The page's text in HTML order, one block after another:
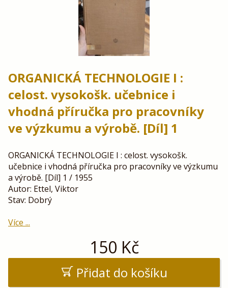
ORGANICKÁ TECHNOLOGIE I :
celost. vysokošk. učebnice i
vhodná příručka pro pracovníky
ve výzkumu a výrobě. [Díl] 1
ORGANICKÁ TECHNOLOGIE I : celost. vysokošk.
učebnice i vhodná příručka pro pracovníky ve výzkumu
a výrobě. [Díl] 1 / 1955
Autor: Ettel, Viktor
Stav: Dobrý
Více ...
150 Kč
Přidat do košíku